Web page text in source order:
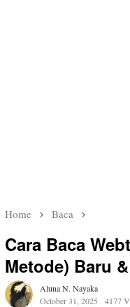
Home Baca
Cara Baca
Metode) Baru
Aluna N. Nayaka
October 31, 2025
4177